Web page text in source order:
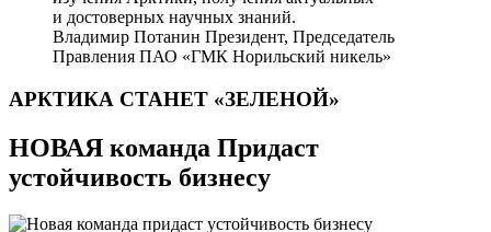
и достоверных научных знаний.
Владимир Потанин Президент, Председатель
Правления ПАО «ГМК Норильский никель»
АРКТИКА СТАНЕТ «ЗЕЛЕНОЙ»
НОВАЯ команда Придаст
устойчивость бизнесу